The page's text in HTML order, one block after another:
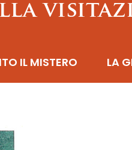
IL MISTERO LA